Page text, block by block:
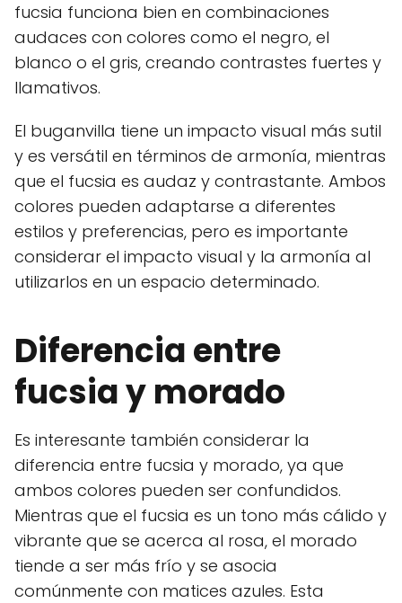
fucsia funciona bien en combinaciones
audaces con colores como el negro, el
blanco o el gris, creando contrastes fuertes y
llamativos.
El buganvilla tiene un impacto visual más sutil
y es versátil en términos de armonía, mientras
que el fucsia es audaz y contrastante. Ambos
colores pueden adaptarse a diferentes
estilos y preferencias, pero es importante
considerar el impacto visual y la armonía al
utilizarlos en un espacio determinado.
Diferencia entre
fucsia y morado
Es interesante también considerar la
diferencia entre fucsia y morado, ya que
ambos colores pueden ser confundidos.
Mientras que el fucsia es un tono más cálido y
vibrante que se acerca al rosa, el morado
tiende a ser más frío y se asocia
comúnmente con matices azules. Esta